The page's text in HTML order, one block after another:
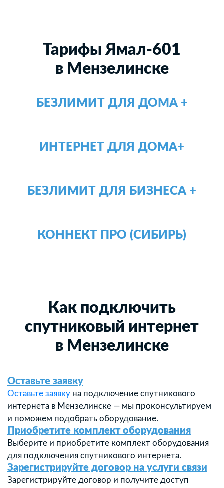
Тарифы Ямал-601
в Мензелинске
БЕЗЛИМИТ ДЛЯ ДОМА +
ИНТЕРНЕТ ДЛЯ ДОМА+
БЕЗЛИМИТ ДЛЯ БИЗНЕСА +
КОННЕКТ ПРО (СИБИРЬ)
Как подключить
спутниковый интернет
в Мензелинске
Оставьте заявку
Оставьте заявку на подключение спутникового
интернета в Мензелинске — мы проконсультируем
и поможем подобрать оборудование.
Приобретите комплект оборудования
Выберите и приобретите комплект оборудования
для подключения спутникового интернета.
Зарегистрируйте договор на услуги связи
Зарегистрируйте договор и получите доступ